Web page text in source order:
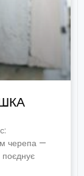
черепа —
поєднує